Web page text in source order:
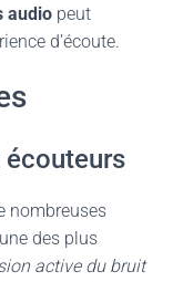
audio peut
d’écoute.
écouteurs
nombreuses
des plus
active du bruit